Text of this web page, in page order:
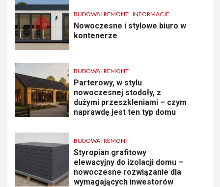
BUDOWA I REMONT INFORMACJE
Nowoczesne i stylowe biuro w
kontenerze
BUDOWA I REMONT
Parterowy, w stylu
nowoczesnej stodoły, z
dużymi przeszkleniami – czym
naprawdę jest ten typ domu
BUDOWA I REMONT
Styropian grafitowy
elewacyjny do izolacji domu –
nowoczesne rozwiązanie dla
wymagających inwestorów